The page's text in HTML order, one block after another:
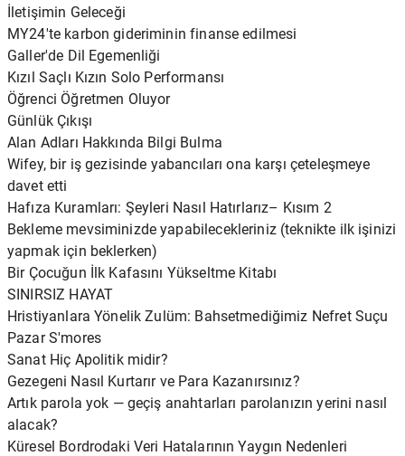
İletişimin Geleceği
MY24'te karbon gideriminin finanse edilmesi
Galler'de Dil Egemenliği
Kızıl Saçlı Kızın Solo Performansı
Öğrenci Öğretmen Oluyor
Günlük Çıkışı
Alan Adları Hakkında Bilgi Bulma
Wifey, bir iş gezisinde yabancıları ona karşı çeteleşmeye
davet etti
Hafıza Kuramları: Şeyleri Nasıl Hatırlarız– Kısım 2
Bekleme mevsiminizde yapabilecekleriniz (teknikte ilk işinizi
yapmak için beklerken)
Bir Çocuğun İlk Kafasını Yükseltme Kitabı
SINIRSIZ HAYAT
Hristiyanlara Yönelik Zulüm: Bahsetmediğimiz Nefret Suçu
Pazar S'mores
Sanat Hiç Apolitik midir?
Gezegeni Nasıl Kurtarır ve Para Kazanırsınız?
Artık parola yok — geçiş anahtarları parolanızın yerini nasıl
alacak?
Küresel Bordrodaki Veri Hatalarının Yaygın Nedenleri